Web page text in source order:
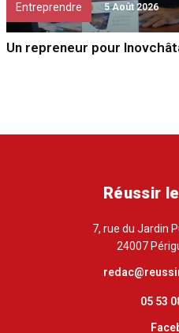
Entreprendre 5 Août 2026
Un repreneur pour
Réussir
7, rue du Jardin
24007
05 53